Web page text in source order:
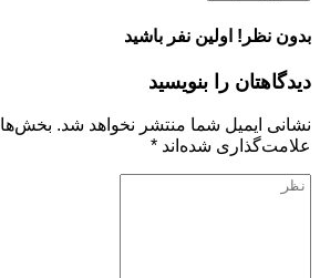
بدون نظر! اولین نفر باشید
دیدگاهتان را بنویسید
نشانی ایمیل شما منتشر نخواهد شد.
علامت‌گذاری شده‌اند *